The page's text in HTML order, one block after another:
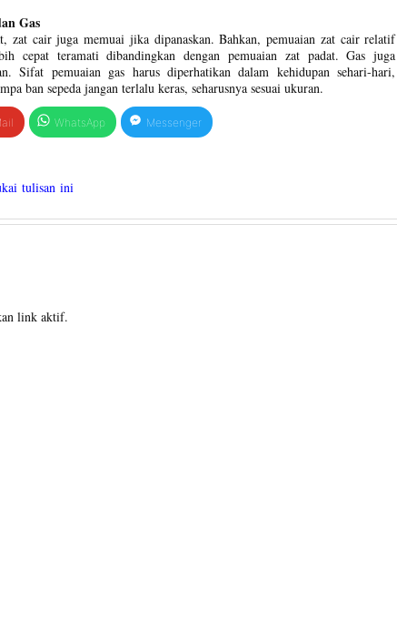
Gas
zat cair juga memuai jika dipanaskan. Bahkan, pemuaian zat cair relatif
cepat teramati dibandingkan dengan pemuaian zat padat. Gas juga
Sifat pemuaian gas harus diperhatikan dalam kehidupan sehari-hari,
ban sepeda jangan terlalu keras, seharusnya sesuai ukuran.
WhatsApp Messenger
tulisan ini
link aktif.